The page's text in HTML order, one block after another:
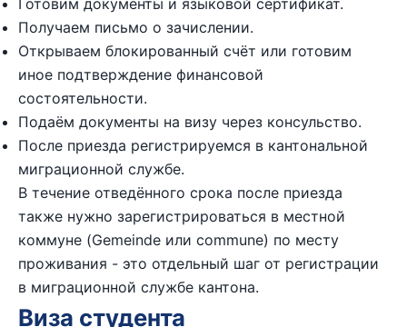
Готовим документы и языковой сертификат.
Получаем письмо о зачислении.
Открываем блокированный счёт или готовим
иное подтверждение финансовой
состоятельности.
Подаём документы на визу через консульство.
После приезда регистрируемся в кантональной
миграционной службе.
В течение отведённого срока после приезда
также нужно зарегистрироваться в местной
коммуне (Gemeinde или commune) по месту
проживания - это отдельный шаг от регистрации
в миграционной службе кантона.
Виза студента